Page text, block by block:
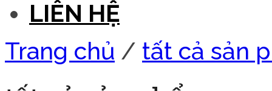
LIÊN HỆ
Trang chủ / tất cả sản